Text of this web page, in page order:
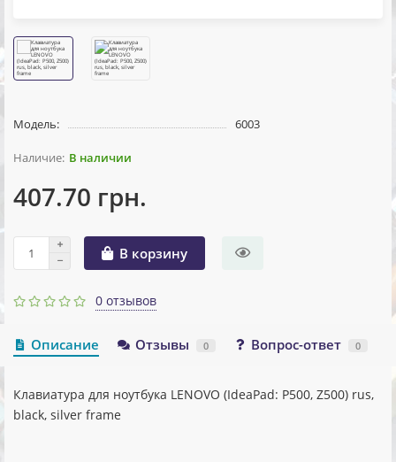
Модель: 6003
В наличии
407.70 грн.
В корзину
0 отзывов
Описание Отзывы 0 Вопрос-ответ 0
Клавиатура для ноутбука LENOVO (IdeaPad: P500, Z500) rus,
black, silver frame